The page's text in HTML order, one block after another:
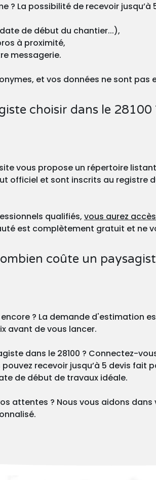
? La possibilité de recevoir
de début du chantier...),
à proximité,
messagerie.
et vos données ne sont pas
choisir dans le 28100
vous propose un répertoire
officiel et sont inscrits au registre
qualifiés, vous aurez
est complètement gratuit et ne
coûte un
? La demande d'estimation
avant de vous lancer.
dans le 28100 ? Connectez-
recevoir jusqu’à 5 devis
de début de travaux idéale.
attentes ? Nous vous aidons